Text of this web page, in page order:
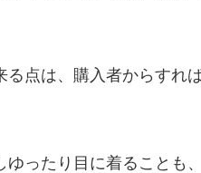
点は、購入者からすれ
ったり目に着ることも